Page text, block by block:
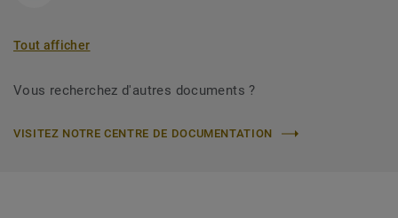
Tout afficher
Vous recherchez d'autres documents ?
VISITEZ NOTRE CENTRE DE DOCUMENTATION